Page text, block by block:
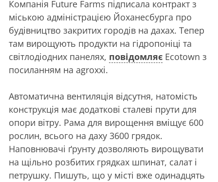
Компанія Future Farms підписала контракт з
міською адміністрацією Йоханесбурга про
будівництво закритих городів на дахах. Тепер
там вирощують продукти на гідропоніці та
світлодіодних панелях, повідомляє Ecotown з
посиланням на agroxxi.
Автоматична вентиляція відсутня, натомість
конструкція має додаткові сталеві прути для
опори вітру. Рама для вирощення вміщує 600
рослин, всього на даху 3600 грядок.
Наповнювачі ґрунту дозволяють вирощувати
на щільно розбитих грядках шпинат, салат і
петрушку. Пишуть, що у місті вже одинадцять